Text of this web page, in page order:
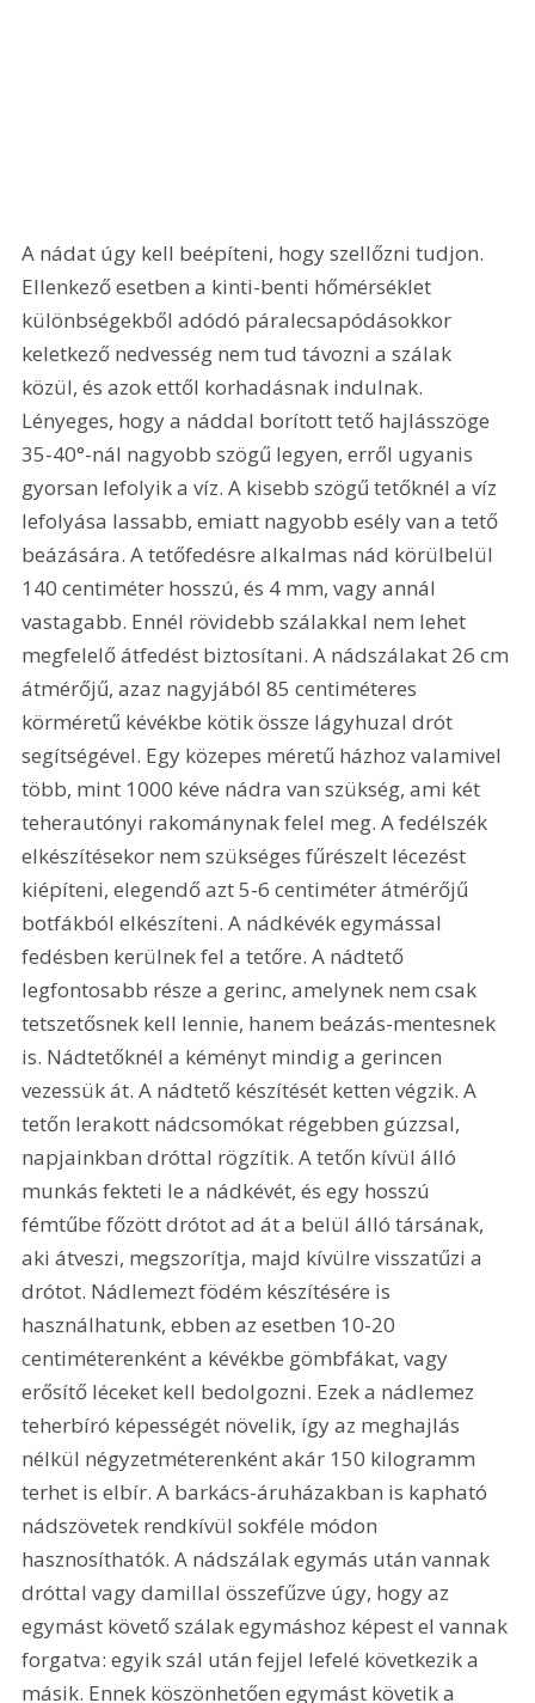
A nádat úgy kell beépíteni, hogy szellőzni tudjon.
Ellenkező esetben a kinti-benti hőmérséklet
különbségekből adódó páralecsapódásokkor
keletkező nedvesség nem tud távozni a szálak
közül, és azok ettől korhadásnak indulnak.
Lényeges, hogy a náddal borított tető hajlásszöge
35-40°-nál nagyobb szögű legyen, erről ugyanis
gyorsan lefolyik a víz. A kisebb szögű tetőknél a víz
lefolyása lassabb, emiatt nagyobb esély van a tető
beázására. A tetőfedésre alkalmas nád körülbelül
140 centiméter hosszú, és 4 mm, vagy annál
vastagabb. Ennél rövidebb szálakkal nem lehet
megfelelő átfedést biztosítani. A nádszálakat 26 cm
átmérőjű, azaz nagyjából 85 centiméteres
körméretű kévékbe kötik össze lágyhuzal drót
segítségével. Egy közepes méretű házhoz valamivel
több, mint 1000 kéve nádra van szükség, ami két
teherautónyi rakománynak felel meg. A fedélszék
elkészítésekor nem szükséges fűrészelt lécezést
kiépíteni, elegendő azt 5-6 centiméter átmérőjű
botfákból elkészíteni. A nádkévék egymással
fedésben kerülnek fel a tetőre. A nádtető
legfontosabb része a gerinc, amelynek nem csak
tetszetősnek kell lennie, hanem beázás-mentesnek
is. Nádtetőknél a kéményt mindig a gerincen
vezessük át. A nádtető készítését ketten végzik. A
tetőn lerakott nádcsomókat régebben gúzzsal,
napjainkban dróttal rögzítik. A tetőn kívül álló
munkás fekteti le a nádkévét, és egy hosszú
fémtűbe főzött drótot ad át a belül álló társának,
aki átveszi, megszorítja, majd kívülre visszatűzi a
drótot. Nádlemezt födém készítésére is
használhatunk, ebben az esetben 10-20
centiméterenként a kévékbe gömbfákat, vagy
erősítő léceket kell bedolgozni. Ezek a nádlemez
teherbíró képességét növelik, így az meghajlás
nélkül négyzetméterenként akár 150 kilogramm
terhet is elbír. A barkács-áruházakban is kapható
nádszövetek rendkívül sokféle módon
hasznosíthatók. A nádszálak egymás után vannak
dróttal vagy damillal összefűzve úgy, hogy az
egymást követő szálak egymáshoz képest el vannak
forgatva: egyik szál után fejjel lefelé következik a
másik. Ennek köszönhetően egymást követik a